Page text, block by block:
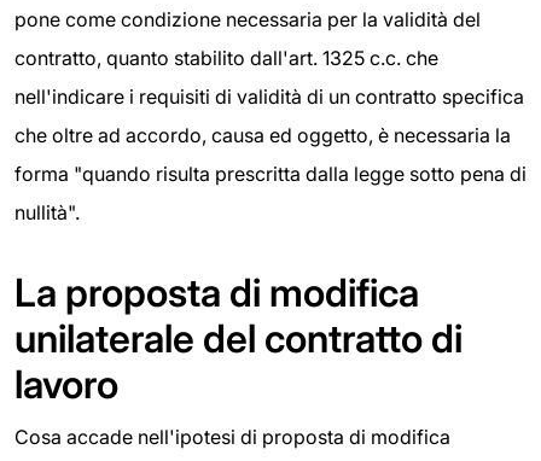
pone come condizione necessaria per la validità del
contratto, quanto stabilito dall'art. 1325 c.c. che
nell'indicare i requisiti di validità di un contratto specifica
che oltre ad accordo, causa ed oggetto, è necessaria la
forma "quando risulta prescritta dalla legge sotto pena di
nullità".
La proposta di modifica
unilaterale del contratto di
lavoro
Cosa accade nell'ipotesi di proposta di modifica